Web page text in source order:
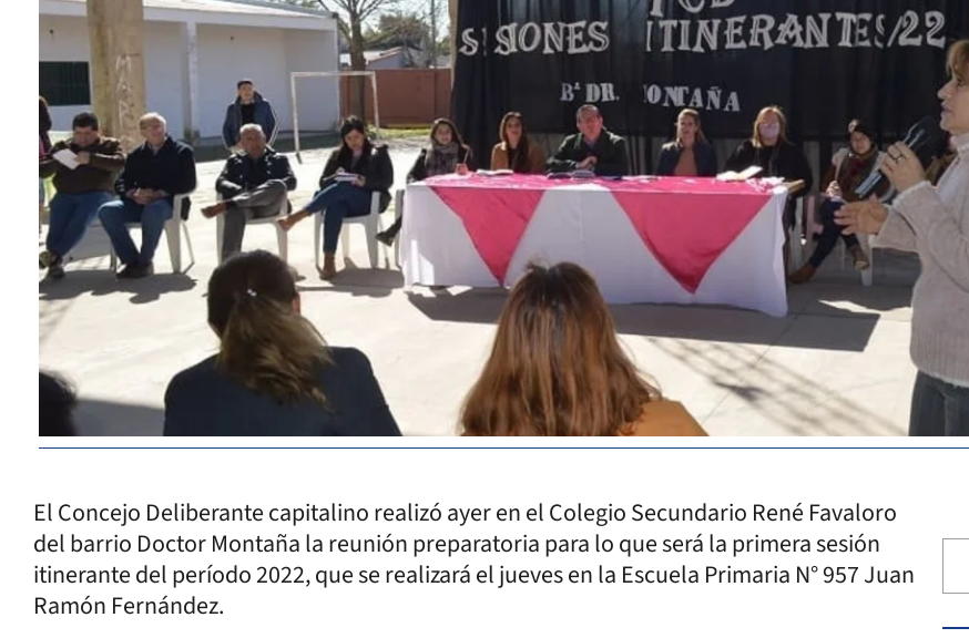
El Concejo Deliberante capitalino realizó ayer en el Colegio Secundario René Favaloro
del barrio Doctor Montaña la reunión preparatoria para lo que será la primera sesión
itinerante del período 2022, que se realizará el jueves en la Escuela Primaria N° 957 Juan
Ramón Fernández.